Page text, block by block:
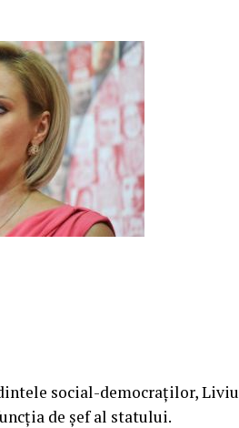
social-democraţilor, Liviu
de şef al statului.